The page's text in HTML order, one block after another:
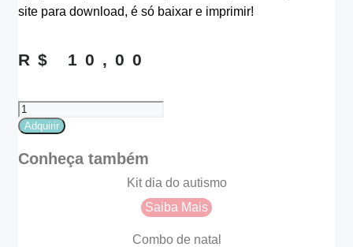
site para download, é só baixar e imprimir!
R$ 10,00
Mural
interativo
casinha
da
Adquirir
Conheça também
Kit dia do autismo
Saiba Mais
Combo de natal